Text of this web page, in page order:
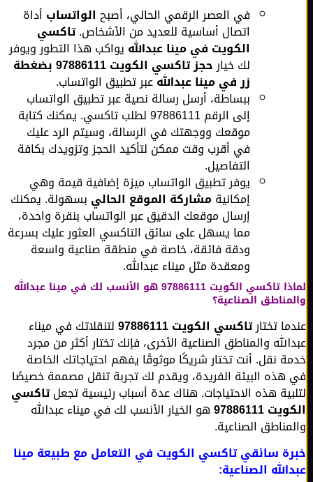
في العصر الرقمي الحالي، أصبحالواتسابأداة
اتصال أساسية للعديد من الأشخاص.تاكسي
الكويت في مينا عبداللهيواكب هذا التطور ويوفر
لك خيار حجز تاكسي الكويت 97886111 بضغطة
زر في مينا عبداللهعبر تطبيق الواتساب.
ببساطة، أرسل رسالة نصية عبر تطبيق الواتساب
إلى الرقم 97886111 لطلب تاكسي. يمكنك كتابة
موقعك ووجهتك في الرسالة، وسيتم الرد عليك
في أقرب وقت ممكن لتأكيد الحجز وتزويدك بكافة
التفاصيل.
يوفر تطبيق الواتساب ميزة إضافية قيمة وهي
إمكانيةمشاركة الموقع الحاليبسهولة. يمكنك
إرسال موقعك الدقيق عبر الواتساب بنقرة واحدة،
مما يسهل على سائق التاكسي العثور عليك بسرعة
ودقة فائقة، خاصة في منطقة صناعية واسعة
ومعقدة مثل ميناء عبدالله.
لماذا تاكسي الكويت 97886111 هو الأنسب لك في مينا عبدالله
الصناعية؟
تختارتاكسي الكويت 97886111 لتنقلاتك في ميناء
والمناطق الصناعية الأخرى، فإنك تختار أكثر من مجرد
نقل. أنت تختار شريكًا موثوقًا يفهم احتياجاتك الخاصة
البيئة الفريدة، ويقدم لك تجربة تنقل مصممة خصيصًا
هذه الاحتياجات. هناك عدة أسباب رئيسية تجعلتاكسي
97886111 هو الخيار الأنسب لك في ميناء عبدالله
الصناعية.
سائقي تاكسي الكويت في التعامل مع طبيعة مينا
الصناعية: